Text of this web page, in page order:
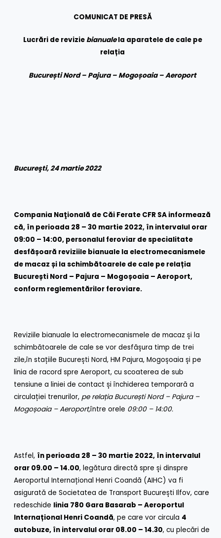
COMUNICAT DE PRESĂ
Lucrări de revizie bianualela aparatele de cale pe
relația
București Nord – Pajura – Mogoșoaia – Aeroport
Bucureşti, 24 martie 2022
Compania Naţională de Căi Ferate CFR SA informează
că, în perioada 28 – 30 martie 2022, în intervalul orar
09:00 – 14:00, personalul feroviar de specialitate
desfășoară reviziile bianuale la electromecanismele
de macaz și la schimbătoarele de cale pe relația
București Nord – Pajura – Mogoșoaia – Aeroport,
conform reglementărilor feroviare.
Reviziile bianuale la electromecanismele de macaz și la
schimbătoarele de cale se vor desfășura timp de trei
zile,în stațiile București Nord, HM Pajura, Mogoșoaia și pe
linia de racord spre Aeroport, cu scoaterea de sub
tensiune a liniei de contact și închiderea temporară a
circulației trenurilor, pe relația București Nord – Pajura –
Mogoșoaia – Aeroport,între orele 09:00 – 14:00.
Astfel, în perioada 28 – 30 martie 2022, în intervalul
orar 09.00 – 14.00, legătura directă spre și dinspre
Aeroportul Internațional Henri Coandă (AIHC) va fi
asigurată de Societatea de Transport București Ilfov, care
redeschide linia 780 Gara Basarab – Aeroportul
Internațional Henri Coandă, pe care vor circula 4
autobuze, în intervalul orar 08.00 – 14.30, cu plecări de